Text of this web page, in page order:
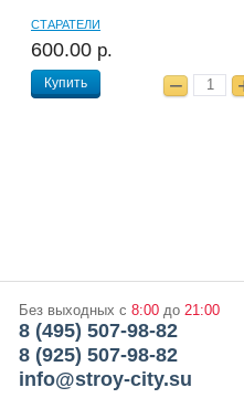
СТАРАТЕЛИ
600.00 р.
Купить
Без выходных с 8:00 до 21:00
8 (495) 507-98-82
8 (925) 507-98-82
info@stroy-city.su